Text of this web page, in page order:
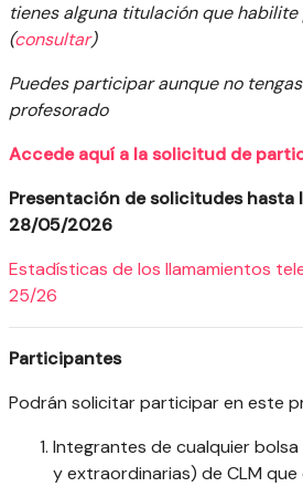
tienes alguna titulación que habilite
(consultar)
Puedes participar aunque no
profesorado
Accedeaquí a la solicitud de
Presentación de solicitudes hasta
28/05/2026
Estadísticas de los llamamientos
25/26
Participantes
Podrán solicitar participar en este
Integrantes de cualquier
y extraordinarias) de CLM